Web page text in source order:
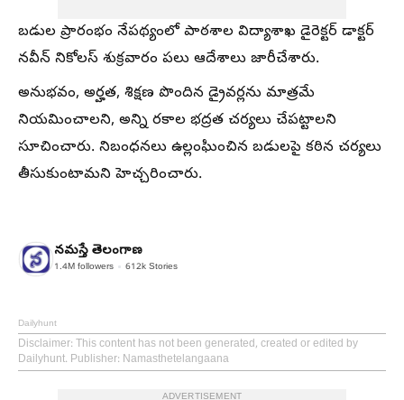
బడుల ప్రారంభం నేపథ్యంలో పాఠశాల విద్యాశాఖ డైరెక్టర్‌ డాక్టర్‌
నవీన్‌ నికోలస్‌ శుక్రవారం పలు ఆదేశాలు జారీచేశారు.
అనుభవం, అర్హత, శిక్షణ పొందిన డ్రైవర్లను మాత్రమే
నియమించాలని, అన్ని రకాల భద్రత చర్యలు చేపట్టాలని
సూచించారు. నిబంధనలు ఉల్లంఘించిన బడులపై కఠిన చర్యలు
తీసుకుంటామని హెచ్చరించారు.
నమస్తే తెలంగాణ
1.4M followers 612k Stories
Dailyhunt
Disclaimer: This content has not been generated, created or edited by
Dailyhunt. Publisher: Namasthetelangaana
ADVERTISEMENT